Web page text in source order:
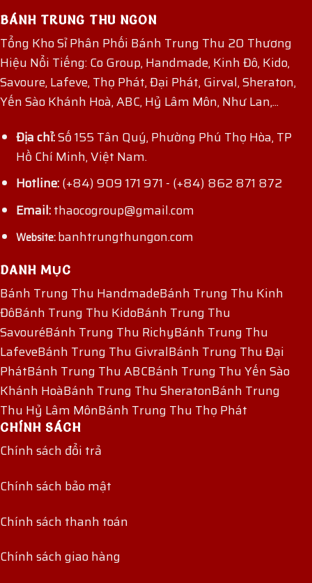
BÁNH TRUNG THU NGON
Tổng Kho Sỉ Phân Phối Bánh Trung Thu 20 Thương
Hiệu Nổi Tiếng: Co Group, Handmade, Kinh Đô, Kido,
Savoure, Lafeve, Thọ Phát, Đại Phát, Girval, Sheraton,
Yến Sào Khánh Hoà, ABC, Hỷ Lâm Môn, Như Lan,...
Địa chỉ:Số 155 Tân Quý, Phường Phú Thọ Hòa, TP
Hồ Chí Minh, Việt Nam.
Hotline:(+84) 909 171 971 - (+84) 862 871 872
Email:thaocogroup@gmail.com
Website:banhtrungthungon.com
DANH MỤC
Bánh Trung Thu HandmadeBánh Trung Thu Kinh
ĐôBánh Trung Thu KidoBánh Trung Thu
SavouréBánh Trung Thu RichyBánh Trung Thu
LafeveBánh Trung Thu GivralBánh Trung Thu Đại
PhátBánh Trung Thu ABCBánh Trung Thu Yến Sào
Khánh HoàBánh Trung Thu SheratonBánh Trung
Thu Hỷ Lâm MônBánh Trung Thu Thọ Phát
CHÍNH SÁCH
Chính sách đổi trả
Chính sách bảo mật
Chính sách thanh toán
Chính sách giao hàng